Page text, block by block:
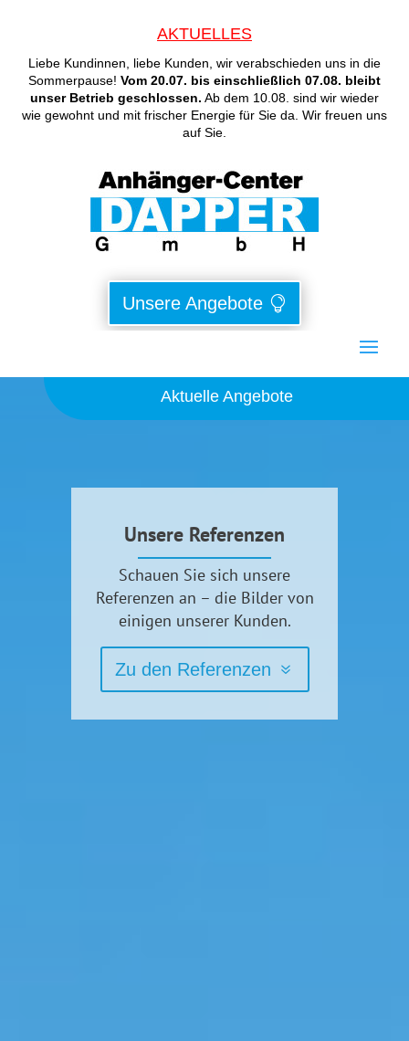
AKTUELLES
Liebe Kundinnen, liebe Kunden, wir verabschieden uns in die
Sommerpause! Vom 20.07. bis einschließlich 07.08. bleibt
unser Betrieb geschlossen. Ab dem 10.08. sind wir wieder
wie gewohnt und mit frischer Energie für Sie da. Wir freuen uns
auf Sie.
Unsere Angebote
Aktuelle Angebote
Unsere Referenzen
Schauen Sie sich unsere
Referenzen an – die Bilder von
einigen unserer Kunden.
Zu den Referenzen